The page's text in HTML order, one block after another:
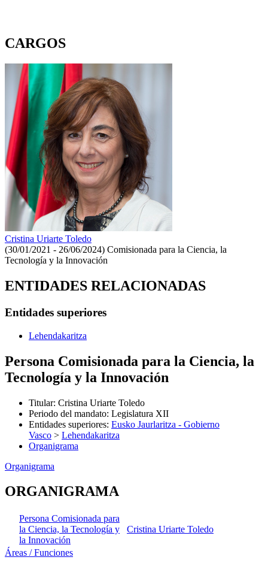
CARGOS
Cristina Uriarte Toledo
(30/01/2021 - 26/06/2024) Comisionada para la Ciencia, la
Tecnología y la Innovación
ENTIDADES RELACIONADAS
Entidades superiores
Lehendakaritza
Persona Comisionada para la Ciencia, la
Tecnología y la Innovación
Titular: Cristina Uriarte Toledo
Periodo del mandato: Legislatura XII
Entidades superiores: Eusko Jaurlaritza - Gobierno
Vasco > Lehendakaritza
Organigrama
Organigrama
ORGANIGRAMA
Persona Comisionada para
la Ciencia, la Tecnología y
la Innovación
Cristina Uriarte Toledo
Áreas / Funciones